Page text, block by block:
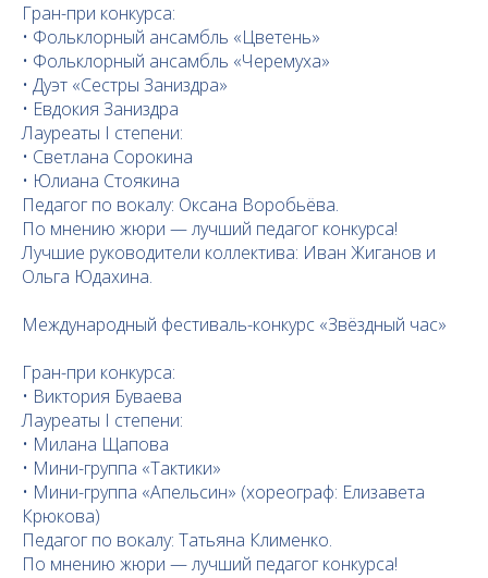
Гран-при конкурса:
• Фольклорный ансамбль «Цветень»
• Фольклорный ансамбль «Черемуха»
• Дуэт «Сестры Заниздра»
• Евдокия Заниздра
Лауреаты I степени:
• Светлана Сорокина
• Юлиана Стоякина
Педагог по вокалу: Оксана Воробьёва.
По мнению жюри — лучший педагог конкурса!
Лучшие руководители коллектива: Иван Жиганов и
Ольга Юдахина.
Международный фестиваль-конкурс «Звёздный час»
Гран-при конкурса:
• Виктория Буваева
Лауреаты I степени:
• Милана Щапова
• Мини-группа «Тактики»
• Мини-группа «Апельсин» (хореограф: Елизавета
Крюкова)
Педагог по вокалу: Татьяна Клименко.
По мнению жюри — лучший педагог конкурса!